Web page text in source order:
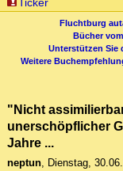
Fluchtburg
Bücher
Unterstützen Sie
Weitere
"Nicht
unerschöpflicher
Jahre ...
neptun, Dienstag,